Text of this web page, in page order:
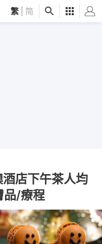
繁 简
店下午茶人均
/療程